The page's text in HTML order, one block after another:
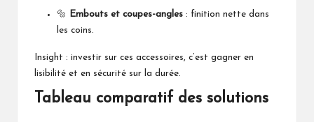
🔩 Embouts et coupes-angles : finition nette dans
les coins.
Insight : investir sur ces accessoires, c’est gagner en
lisibilité et en sécurité sur la durée.
Tableau comparatif des solutions